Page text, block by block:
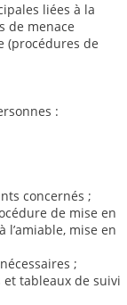
liées à la
de menace
(procédures de
:
concernés ;
de mise en
mise en
;
tableaux de suivi